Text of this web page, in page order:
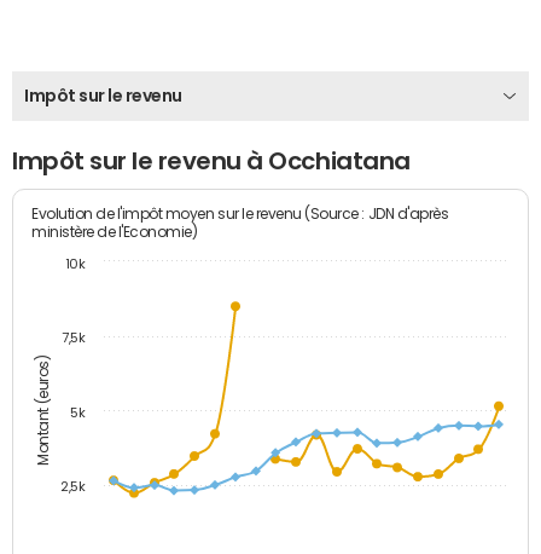
Impôt sur le revenu
Impôt sur le revenu à Occhiatana
Montant (euros)
Evolution de l'impôt moyen sur le revenu (Source : JDN d'après
ministère de l'Economie)
2,5k
5k
7,5k
10k